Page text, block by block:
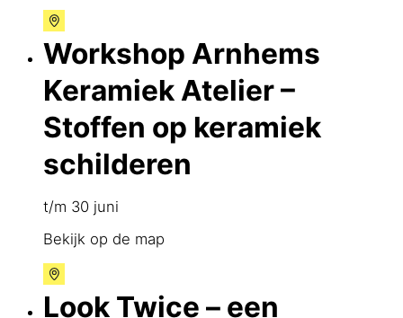
Workshop Arnhems
Keramiek Atelier –
Stoffen op keramiek
schilderen
t/m 30 juni
Bekijk op de map
Look Twice – een